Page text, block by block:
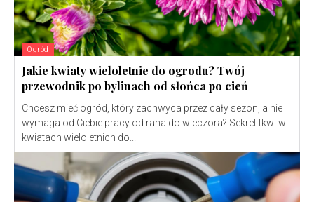
Ogród
Jakie kwiaty wieloletnie do ogrodu? Twój
przewodnik po bylinach od słońca po cień
Chcesz mieć ogród, który zachwyca przez cały sezon, a nie
wymaga od Ciebie pracy od rana do wieczora? Sekret tkwi w
kwiatach wieloletnich do...